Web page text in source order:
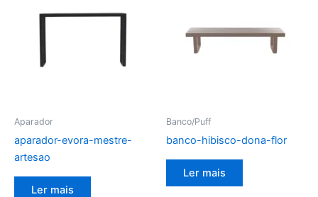
Aparador
aparador-evora-mestre-
artesao
Ler mais
Banco/Puff
banco-hibisco-dona-flor
Ler mais